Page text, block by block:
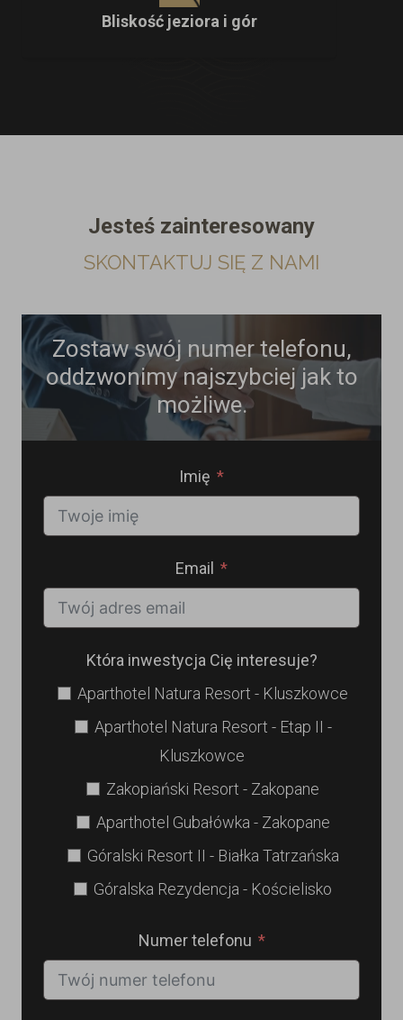
Bliskość jeziora i gór
Jesteś zainteresowany
SKONTAKTUJ SIĘ Z NAMI
Zostaw swój numer telefonu,
oddzwonimy najszybciej jak to
możliwe.
Imię
Email
Która inwestycja Cię interesuje?
Aparthotel Natura Resort - Kluszkowce
Aparthotel Natura Resort - Etap II -
Kluszkowce
Zakopiański Resort - Zakopane
Aparthotel Gubałówka - Zakopane
Góralski Resort II - Białka Tatrzańska
Góralska Rezydencja - Kościelisko
Numer telefonu